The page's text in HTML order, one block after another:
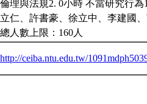
倫理與法規2. 0小時 不當研究行
立仁、許書豪、徐立中、李建國
總人數上限：160人
http://ceiba.ntu.edu.tw/